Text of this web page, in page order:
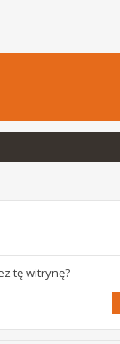
tę witrynę?